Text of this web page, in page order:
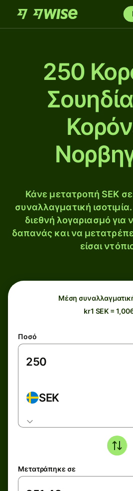
250
Κάνε μετατροπή SEK
συναλλαγματική
διεθνή λογαριασμό για
δαπανάς και να
είσαι
Μέση συναλλαγματική
kr1 SEK =
Ποσό
SEK
Μετατράπηκε σε